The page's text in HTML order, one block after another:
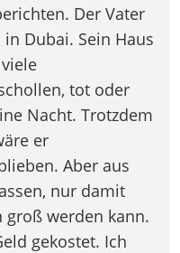
Der Vater
Dubai. Sein Haus
tot oder
Nacht. Trotzdem
er
Aber aus
nur damit
groß werden kann.
gekostet. Ich